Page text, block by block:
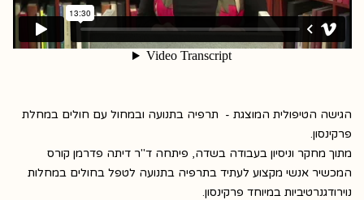
הגישה הטיפולית המוצגת - תרפיה בתנועה ובמחול עם חולים במחלת
פרקינסון.
מתוך מחקר וניסיון בעבודה בשדה, פיתחה ד"ר דיתה פדרמן קורס
המכשיר אנשי מקצוע לעתיד בתרפיה בתנועה לטפל בחולים במחלות
נוירודגנרטיביות במיוחד פרקינסון.